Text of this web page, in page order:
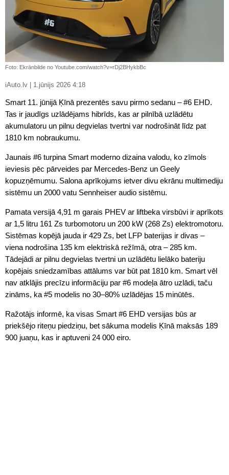
Foto: Ekrānbilde no Youtube.com/watch?v=rDj2BHykbBc
iAuto.lv | 1.jūnijs 2026 4:18
Smart 11. jūnijā Ķīnā prezentēs savu pirmo sedanu – #6 EHD.
Tas ir jaudīgs uzlādējams hibrīds, kas ar pilnībā uzlādētu
akumulatoru un pilnu degvielas tvertni var nodrošināt līdz pat
1810 km nobraukumu.
Jaunais #6 turpina Smart moderno dizaina valodu, ko zīmols
ieviesis pēc pārveides par Mercedes-Benz un Geely
kopuzņēmumu. Salona aprīkojums ietver divu ekrānu multimediju
sistēmu un 2000 vatu Sennheiser audio sistēmu.
Pamata versijā 4,91 m garais PHEV ar liftbeka virsbūvi ir aprīkots
ar 1,5 litru 161 Zs turbomotoru un 200 kW (268 Zs) elektromotoru.
Sistēmas kopējā jauda ir 429 Zs, bet LFP baterijas ir divas –
viena nodrošina 135 km elektriskā režīmā, otra – 285 km.
Tādejādi ar pilnu degvielas tvertni un uzlādētu lielāko bateriju
kopējais sniedzamības attālums var būt pat 1810 km. Smart vēl
nav atklājis precīzu informāciju par #6 modeļa ātro uzlādi, taču
zināms, ka #5 modelis no 30–80% uzlādējas 15 minūtēs.
Ražotājs informē, ka visas Smart #6 EHD versijas būs ar
priekšējo riteņu piedziņu, bet sākuma modelis Ķīnā maksās 189
900 juaņu, kas ir aptuveni 24 000 eiro.